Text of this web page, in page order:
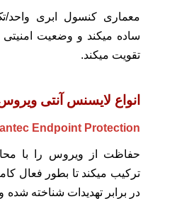
معماری کنسول ابری واحد/
ساده میکند و وضعیت امنیتی
تقویت میکند.
انواع لایسنس آنتی
Endpoint Protection
حفاظت از ویروس را با
ترکیب میکند تا بطور فعال
در برابر تهدیدات شناخته شده